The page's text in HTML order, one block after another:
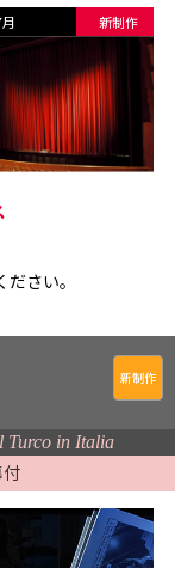
さい。
Turco in Italia